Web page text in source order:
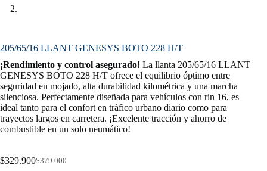
205/65/16 LLANT GENESYS BOTO 228 H/T
¡Rendimiento y control asegurado! La llanta 205/65/16 LLANT
GENESYS BOTO 228 H/T ofrece el equilibrio óptimo entre
seguridad en mojado, alta durabilidad kilométrica y una marcha
silenciosa. Perfectamente diseñada para vehículos con rin 16, es
ideal tanto para el confort en tráfico urbano diario como para
trayectos largos en carretera. ¡Excelente tracción y ahorro de
combustible en un solo neumático!
$379.000
Original
$329.900Current